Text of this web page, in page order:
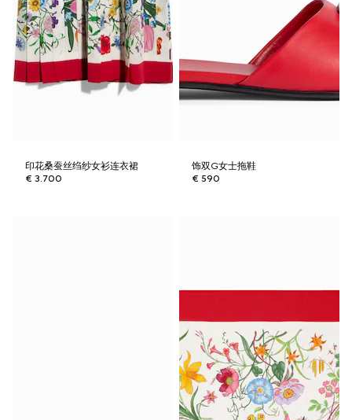
印花桑蚕丝绉纱女衫连衣裙
€ 3.700
饰双G女士拖鞋
€ 590